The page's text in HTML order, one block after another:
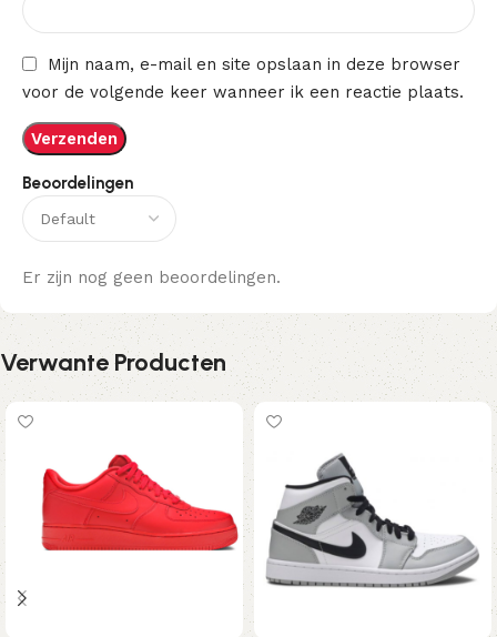
Beoordelingen
Er zijn nog geen beoordelingen.
Mijn naam, e-mail en site opslaan in deze browser
voor de volgende keer wanneer ik een reactie plaats.
Verwante Producten